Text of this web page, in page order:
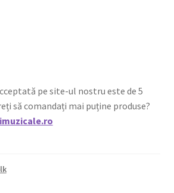
pe site-ul nostru este de 5
să comandați mai puține produse?